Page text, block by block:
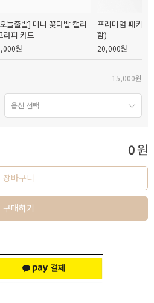
늘출발] 미니 꽃다발 캘리
라피 카드
원
프리미엄 패키지
함)
20,000원
15,000원
0원
장바구니
구매하기